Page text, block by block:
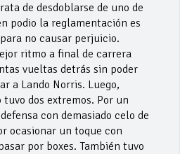
de desdoblarse de uno de
podio la reglamentación es
no causar perjuicio.
ritmo a final de carrera
vueltas detrás sin poder
a Lando Norris. Luego,
dos extremos. Por un
con demasiado celo de
ocasionar un toque con
por boxes. También tuvo